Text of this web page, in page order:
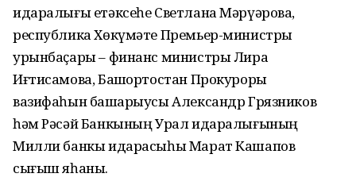
идаралығы етәксеһе Светлана Мәрүәрова,
республика Хөкүмәте Премьер-министры
урынбаҫары – финанс министры Лира
Иғтисамова, Башҡортостан Прокуроры
вазифаһын башҡарыусы Александр Грязников
һәм Рәсәй Банкының Урал идаралығының
Милли банкы идарасыһы Марат Кашапов
сығыш яһаны.